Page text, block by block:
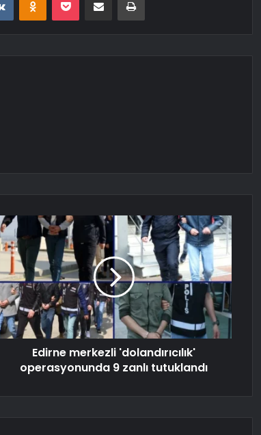
Edirne merkezli 'dolandırıcılık'
operasyonunda 9 zanlı tutuklandı